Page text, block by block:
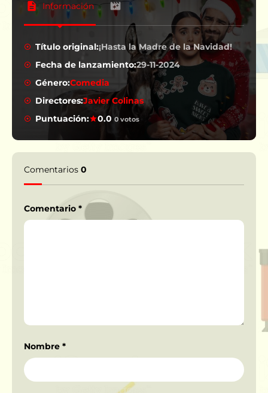
Información
Título original:¡Hasta la Madre de la Navidad!
Fecha de lanzamiento:29-11-2024
Género:Comedia
Directores:Javier Colinas
Puntuación:
0.0 0 votos
Comentarios 0
Comentario *
Nombre *